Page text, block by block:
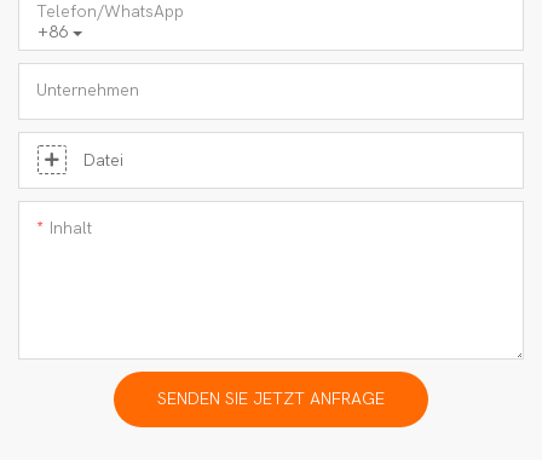
+86
Telefon/WhatsApp
Unternehmen
Datei
Inhalt
SENDEN SIE JETZT ANFRAGE